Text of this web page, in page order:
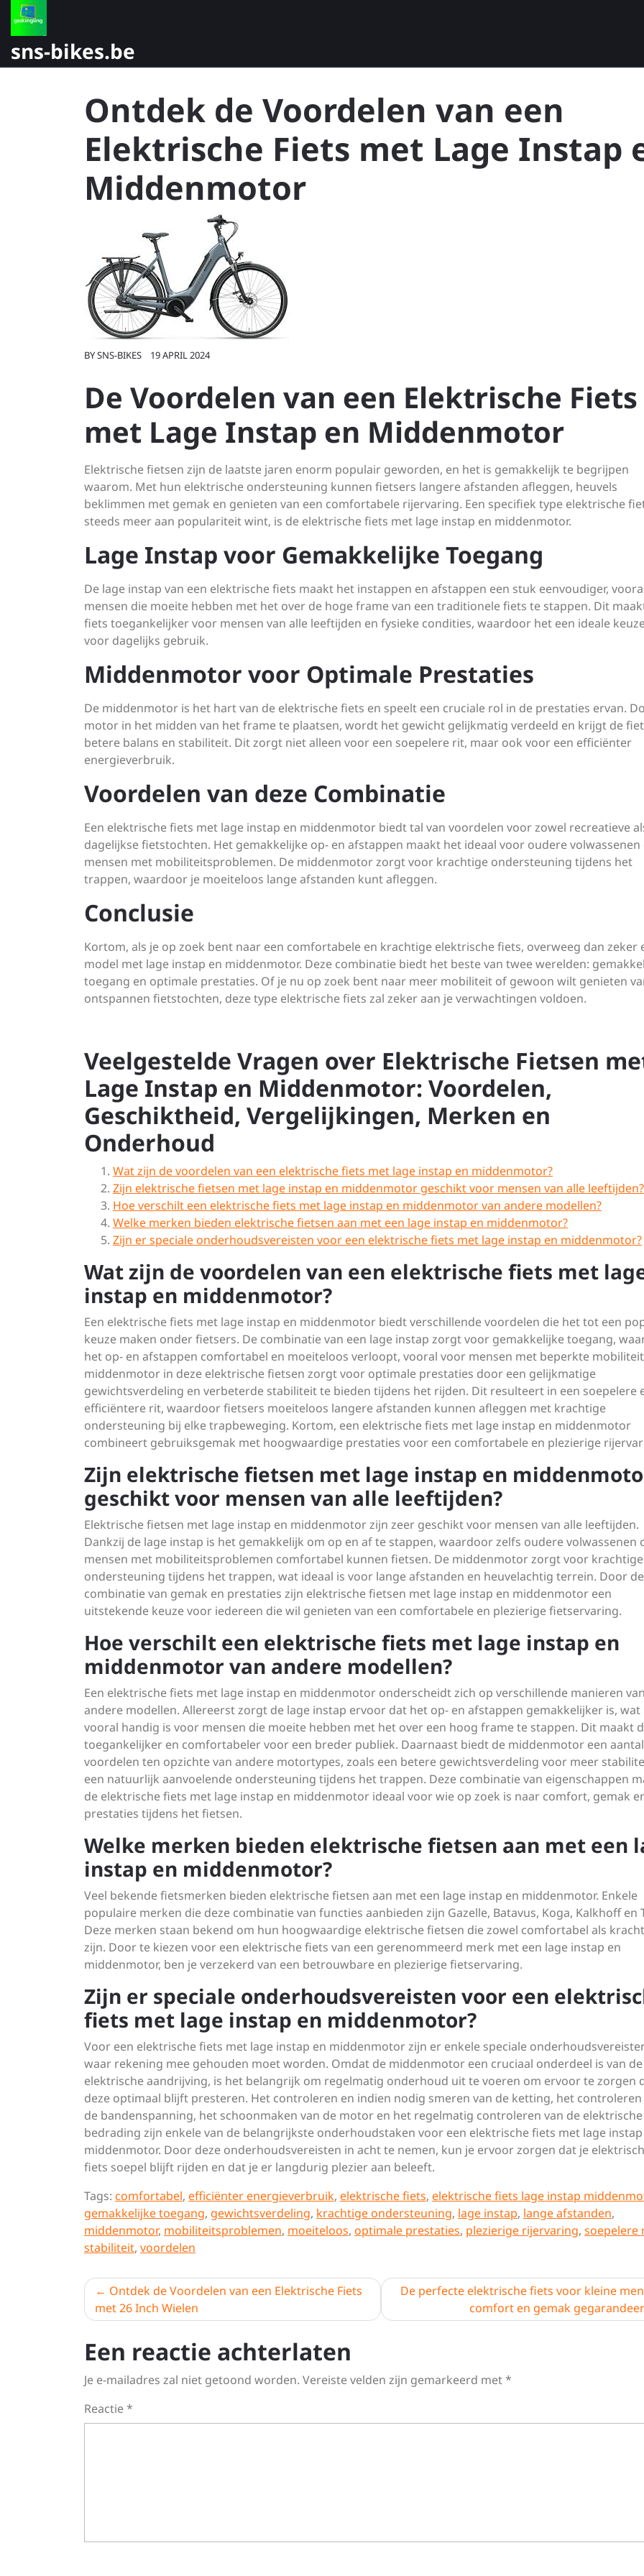
Skip
sns-bikes.be
Ontdek de Voordelen van een
Elektrische Fiets met Lage Instap
Middenmotor
BYSNS-BIKES 19 APRIL 2024
De Voordelen van een Elektrische Fiets
met Lage Instap en Middenmotor
Elektrische fietsen zijn de laatste jaren enorm populair geworden, en het is gemakkelijk te begrijpen
waarom. Met hun elektrische ondersteuning kunnen fietsers langere afstanden afleggen, heuvels
beklimmen met gemak en genieten van een comfortabele rijervaring. Een specifiek type elektrische
steeds meer aan populariteit wint, is de elektrische fiets met lage instap en middenmotor.
Lage Instap voor Gemakkelijke Toegang
De lage instap van een elektrische fiets maakt het instappen en afstappen een stuk eenvoudiger,
mensen die moeite hebben met het over de hoge frame van een traditionele fiets te stappen. Dit
fiets toegankelijker voor mensen van alle leeftijden en fysieke condities, waardoor het een ideale
voor dagelijks gebruik.
Middenmotor voor Optimale Prestaties
De middenmotor is het hart van de elektrische fiets en speelt een cruciale rol in de prestaties ervan.
motor in het midden van het frame te plaatsen, wordt het gewicht gelijkmatig verdeeld en krijgt de
betere balans en stabiliteit. Dit zorgt niet alleen voor een soepelere rit, maar ook voor een efficiënter
energieverbruik.
Voordelen van deze Combinatie
Een elektrische fiets met lage instap en middenmotor biedt tal van voordelen voor zowel recreatieve
dagelijkse fietstochten. Het gemakkelijke op- en afstappen maakt het ideaal voor oudere volwassenen
mensen met mobiliteitsproblemen. De middenmotor zorgt voor krachtige ondersteuning tijdens het
trappen, waardoor je moeiteloos lange afstanden kunt afleggen.
Conclusie
Kortom, als je op zoek bent naar een comfortabele en krachtige elektrische fiets, overweeg dan zeker
model met lage instap en middenmotor. Deze combinatie biedt het beste van twee werelden:
toegang en optimale prestaties. Of je nu op zoek bent naar meer mobiliteit of gewoon wilt genieten
ontspannen fietstochten, deze type elektrische fiets zal zeker aan je verwachtingen voldoen.
Veelgestelde Vragen over Elektrische Fietsen
Lage Instap en Middenmotor: Voordelen,
Geschiktheid, Vergelijkingen, Merken en
Onderhoud
Wat zijn de voordelen van een elektrische fiets met lage instap en middenmotor?
Zijn elektrische fietsen met lage instap en middenmotor geschikt voor mensen van alle leeftijden?
Hoe verschilt een elektrische fiets met lage instap en middenmotor van andere modellen?
Welke merken bieden elektrische fietsen aan met een lage instap en middenmotor?
Zijn er speciale onderhoudsvereisten voor een elektrische fiets met lage instap en middenmotor?
Wat zijn de voordelen van een elektrische fiets met
instap en middenmotor?
Een elektrische fiets met lage instap en middenmotor biedt verschillende voordelen die het tot een
keuze maken onder fietsers. De combinatie van een lage instap zorgt voor gemakkelijke toegang,
het op- en afstappen comfortabel en moeiteloos verloopt, vooral voor mensen met beperkte
middenmotor in deze elektrische fietsen zorgt voor optimale prestaties door een gelijkmatige
gewichtsverdeling en verbeterde stabiliteit te bieden tijdens het rijden. Dit resulteert in een soepelere
efficiëntere rit, waardoor fietsers moeiteloos langere afstanden kunnen afleggen met krachtige
ondersteuning bij elke trapbeweging. Kortom, een elektrische fiets met lage instap en middenmotor
combineert gebruiksgemak met hoogwaardige prestaties voor een comfortabele en plezierige
Zijn elektrische fietsen met lage instap en
geschikt voor mensen van alle leeftijden?
Elektrische fietsen met lage instap en middenmotor zijn zeer geschikt voor mensen van alle leeftijden.
Dankzij de lage instap is het gemakkelijk om op en af te stappen, waardoor zelfs oudere volwassenen
mensen met mobiliteitsproblemen comfortabel kunnen fietsen. De middenmotor zorgt voor krachtige
ondersteuning tijdens het trappen, wat ideaal is voor lange afstanden en heuvelachtig terrein. Door de
combinatie van gemak en prestaties zijn elektrische fietsen met lage instap en middenmotor een
uitstekende keuze voor iedereen die wil genieten van een comfortabele en plezierige fietservaring.
Hoe verschilt een elektrische fiets met lage instap en
middenmotor van andere modellen?
Een elektrische fiets met lage instap en middenmotor onderscheidt zich op verschillende manieren van
andere modellen. Allereerst zorgt de lage instap ervoor dat het op- en afstappen gemakkelijker is, wat
vooral handig is voor mensen die moeite hebben met het over een hoog frame te stappen. Dit maakt
toegankelijker en comfortabeler voor een breder publiek. Daarnaast biedt de middenmotor een aantal
voordelen ten opzichte van andere motortypes, zoals een betere gewichtsverdeling voor meer
een natuurlijk aanvoelende ondersteuning tijdens het trappen. Deze combinatie van eigenschappen
de elektrische fiets met lage instap en middenmotor ideaal voor wie op zoek is naar comfort, gemak
prestaties tijdens het fietsen.
Welke merken bieden elektrische fietsen aan met een
instap en middenmotor?
Veel bekende fietsmerken bieden elektrische fietsen aan met een lage instap en middenmotor. Enkele
populaire merken die deze combinatie van functies aanbieden zijn Gazelle, Batavus, Koga, Kalkhoff en
Deze merken staan bekend om hun hoogwaardige elektrische fietsen die zowel comfortabel als
zijn. Door te kiezen voor een elektrische fiets van een gerenommeerd merk met een lage instap en
middenmotor, ben je verzekerd van een betrouwbare en plezierige fietservaring.
Zijn er speciale onderhoudsvereisten voor een
fiets met lage instap en middenmotor?
Voor een elektrische fiets met lage instap en middenmotor zijn er enkele speciale
waar rekening mee gehouden moet worden. Omdat de middenmotor een cruciaal onderdeel is van de
elektrische aandrijving, is het belangrijk om regelmatig onderhoud uit te voeren om ervoor te zorgen
deze optimaal blijft presteren. Het controleren en indien nodig smeren van de ketting, het controleren
de bandenspanning, het schoonmaken van de motor en het regelmatig controleren van de elektrische
bedrading zijn enkele van de belangrijkste onderhoudstaken voor een elektrische fiets met lage
middenmotor. Door deze onderhoudsvereisten in acht te nemen, kun je ervoor zorgen dat je
fiets soepel blijft rijden en dat je er langdurig plezier aan beleeft.
Tags: comfortabel, efficiënter energieverbruik, elektrische fiets, elektrische fiets lage instap
gemakkelijke toegang, gewichtsverdeling, krachtige ondersteuning, lage instap, lange afstanden,
middenmotor, mobiliteitsproblemen, moeiteloos, optimale prestaties, plezierige rijervaring, soepelere
stabiliteit, voordelen
Berichtnavigatie
Ontdek de Voordelen van een Elektrische Fiets
met 26 Inch Wielen
De perfecte elektrische fiets voor kleine
comfort en gemak
Een reactie achterlaten
Je e-mailadres zal niet getoond worden. Vereiste velden zijn gemarkeerd met*
Reactie*